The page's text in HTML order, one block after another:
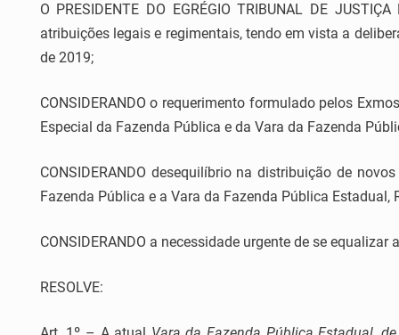
O PRESIDENTE DO EGRÉGIO TRIBUNAL DE
atribuições legais e regimentais, tendo em vista a
de 2019;
CONSIDERANDO o requerimento formulado pelos
Especial da Fazenda Pública e da Vara da Fazenda
CONSIDERANDO desequilíbrio na distribuição de
Fazenda Pública e a Vara da Fazenda Pública Estadual,
CONSIDERANDO a necessidade urgente de se
RESOLVE: